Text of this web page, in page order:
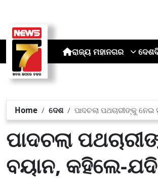
ରାଜ୍ୟ ମହାନଗର ଦେଶ
Home ଦେଶ ପାଦଚଲା ପଥଚାରୀଙ୍କୁ
ପାଦଚଲା
ବୟାନ, କହିଲେ-